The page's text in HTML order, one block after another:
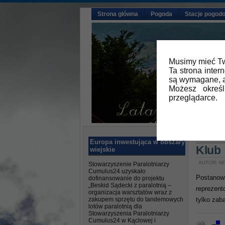
Musimy mieć
Ta strona
są wymagane,
Możesz
przeglądarce.
Strona główna Pogoda Stacje
Europa inwestująca w obszary
wiejskie
Stowarzyszenie Paralotniarzy
Cumulus24 uzyskało
dofinansowanie do projektu
„Beskid Sądecki z paralotnią –
organizacja warsztatów wraz z
zakupem sprzętu do tandemowych
lotów paralotnią dla
Stowarzyszenia Paralotniarzy
Cumulus24 w Kąclowej i
Klub
AUTOR:
tylko